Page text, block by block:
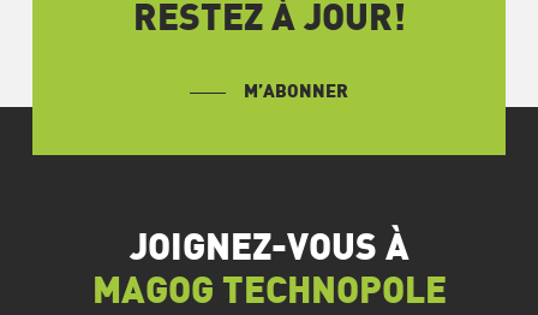
RESTEZ À JOUR!
M’ABONNER
JOIGNEZ-VOUS À
MAGOG TECHNOPOLE